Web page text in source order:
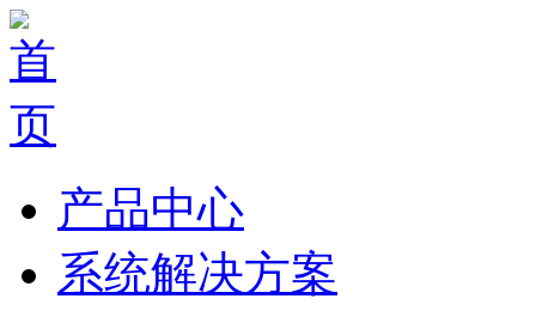
产品中心
系统解决方案